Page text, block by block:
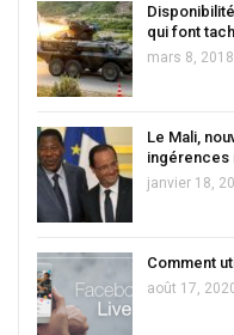
qui font
mars 8, 2018
Le Mali,
ingérences
janvier 18,
Comment
août 17,